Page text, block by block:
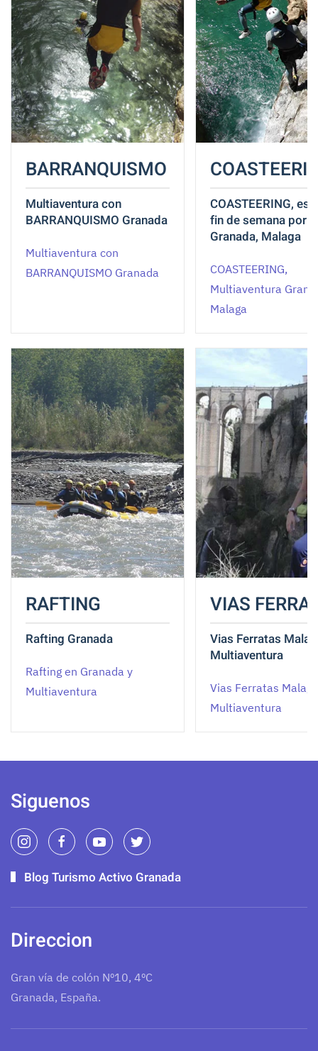
BARRANQUISMO
Multiaventura con
BARRANQUISMO Granada
Multiaventura con
BARRANQUISMO Granada
COASTEERING,
fin de semana por
Granada, Malaga
COASTEERING,
Multiaventura
Malaga
RAFTING
Rafting Granada
Rafting en Granada y
Multiaventura
VIAS
Vias Ferratas
Multiaventura
Vias Ferratas
Multiaventura
Siguenos
Blog Turismo Activo Granada
Direccion
Gran vía de colón Nº10, 4ºC
Granada, España.